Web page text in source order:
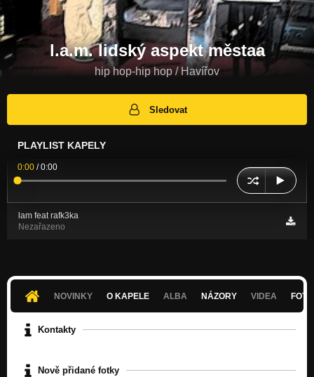
l.a.m. lidský aspekt městaa
hip hop-hip hop / Havířov
Sledovat
PLAYLIST KAPELY
0:00 /0:00
lam feat rafk3ka
Nezařazeno
NOVINKY O KAPELE ALBA NÁZORY VIDEA
Kontakty
Nově přidané fotky